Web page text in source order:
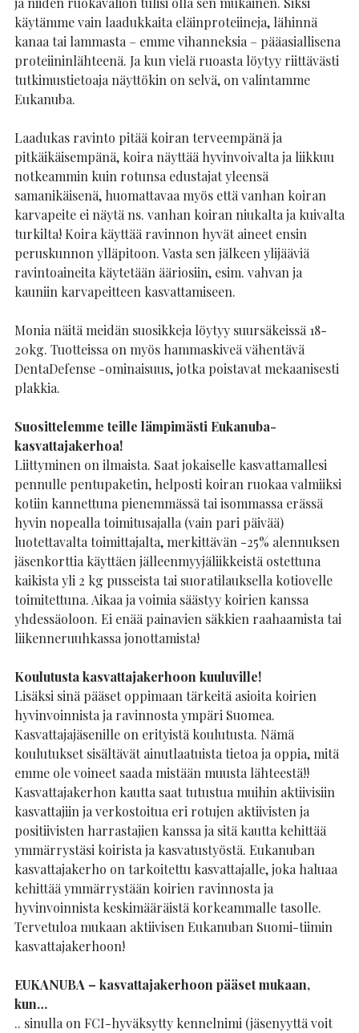
käytämme vain laadukkaita eläinproteiineja, lähinnä
kanaa tai lammasta – emme vihanneksia – pääasiallisena
proteiininlähteenä. Ja kun vielä ruoasta löytyy riittävästi
tutkimustietoaja näyttökin on selvä, on valintamme
Eukanuba.
Laadukas ravinto pitää koiran terveempänä ja
pitkäikäisempänä, koira näyttää hyvinvoivalta ja liikkuu
notkeammin kuin rotunsa edustajat yleensä
samanikäisenä, huomattavaa myös että vanhan koiran
karvapeite ei näytä ns. vanhan koiran niukalta ja kuivalta
turkilta! Koira käyttää ravinnon hyvät aineet ensin
peruskunnon ylläpitoon. Vasta sen jälkeen ylijääviä
ravintoaineita käytetään ääriosiin, esim. vahvan ja
kauniin karvapeitteen kasvattamiseen.
Monia näitä meidän suosikkeja löytyy suursäkeissä 18-
20kg. Tuotteissa on myös hammaskiveä vähentävä
DentaDefense -ominaisuus, jotka poistavat mekaanisesti
plakkia.
Suosittelemme teille lämpimästi Eukanuba-
kasvattajakerhoa!
Liittyminen on ilmaista. Saat jokaiselle kasvattamallesi
pennulle pentupaketin, helposti koiran ruokaa valmiiksi
kotiin kannettuna pienemmässä tai isommassa erässä
hyvin nopealla toimitusajalla (vain pari päivää)
luotettavalta toimittajalta, merkittävän -25% alennuksen
jäsenkorttia käyttäen jälleenmyyjäliikkeistä ostettuna
kaikista yli 2 kg pusseista tai suoratilauksella kotiovelle
toimitettuna. Aikaa ja voimia säästyy koirien kanssa
yhdessäoloon. Ei enää painavien säkkien raahaamista tai
liikenneruuhkassa jonottamista!
Koulutusta kasvattajakerhoon kuuluville!
Lisäksi sinä pääset oppimaan tärkeitä asioita koirien
hyvinvoinnista ja ravinnosta ympäri Suomea.
Kasvattajajäsenille on erityistä koulutusta. Nämä
koulutukset sisältävät ainutlaatuista tietoa ja oppia, mitä
emme ole voineet saada mistään muusta lähteestä!!
Kasvattajakerhon kautta saat tutustua muihin aktiivisiin
kasvattajiin ja verkostoitua eri rotujen aktiivisten ja
positiivisten harrastajien kanssa ja sitä kautta kehittää
ymmärrystäsi koirista ja kasvatustyöstä. Eukanuban
kasvattajakerho on tarkoitettu kasvattajalle, joka haluaa
kehittää ymmärrystään koirien ravinnosta ja
hyvinvoinnista keskimääräistä korkeammalle tasolle.
Tervetuloa mukaan aktiivisen Eukanuban Suomi-tiimin
kasvattajakerhoon!
EUKANUBA – kasvattajakerhoon pääset mukaan,
kun…
.. sinulla on FCI-hyväksytty kennelnimi (jäsenyyttä voit